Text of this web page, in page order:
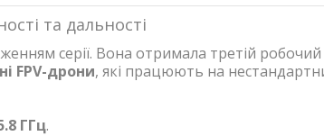
та дальності
серії. Вона отримала третій
FPV-дрони, які працюють на
ГГц.